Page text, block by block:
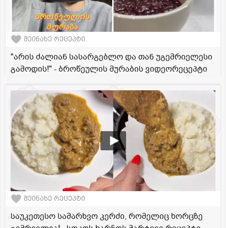
შეინახე რეცეპტი
"არის ძალიან სასარგებლო და თან უგემრიელესი
გამოდის!" - ბროწეულის მურაბის ვიდეორეცეპტი
შეინახე რეცეპტი
საუკეთესო სამარხვო კერძი, რომელიც ხორცზე